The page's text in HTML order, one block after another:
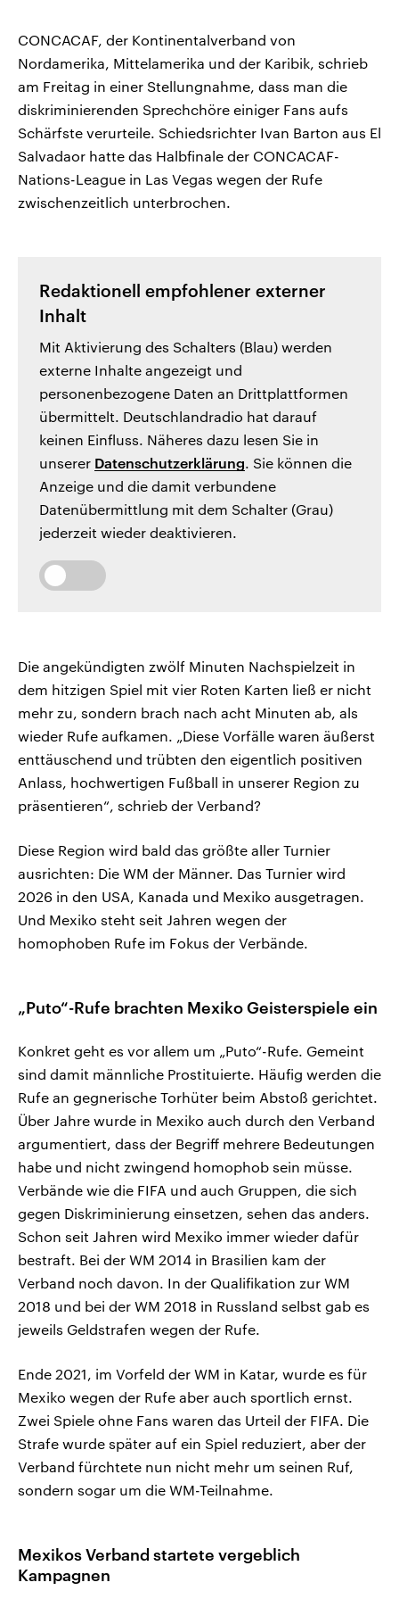
CONCACAF, der Kontinentalverband von
Nordamerika, Mittelamerika und der Karibik, schrieb
am Freitag in einer Stellungnahme, dass man die
diskriminierenden Sprechchöre einiger Fans aufs
Schärfste verurteile. Schiedsrichter Ivan Barton aus El
Salvadaor hatte das Halbfinale der CONCACAF-
Nations-League in Las Vegas wegen der Rufe
zwischenzeitlich unterbrochen.
Redaktionell empfohlener externer
Inhalt
Mit Aktivierung des Schalters (Blau) werden
externe Inhalte angezeigt und
personenbezogene Daten an Drittplattformen
übermittelt. Deutschlandradio hat darauf
keinen Einfluss. Näheres dazu lesen Sie in
unserer Datenschutzerklärung. Sie können die
Anzeige und die damit verbundene
Datenübermittlung mit dem Schalter (Grau)
jederzeit wieder deaktivieren.
Die angekündigten zwölf Minuten Nachspielzeit in
dem hitzigen Spiel mit vier Roten Karten ließ er nicht
mehr zu, sondern brach nach acht Minuten ab, als
wieder Rufe aufkamen. „Diese Vorfälle waren äußerst
enttäuschend und trübten den eigentlich positiven
Anlass, hochwertigen Fußball in unserer Region zu
präsentieren“, schrieb der Verband?
Diese Region wird bald das größte aller Turnier
ausrichten: Die WM der Männer. Das Turnier wird
2026 in den USA, Kanada und Mexiko ausgetragen.
Und Mexiko steht seit Jahren wegen der
homophoben Rufe im Fokus der Verbände.
„Puto“-Rufe brachten Mexiko Geisterspiele ein
Konkret geht es vor allem um „Puto“-Rufe. Gemeint
sind damit männliche Prostituierte. Häufig werden die
Rufe an gegnerische Torhüter beim Abstoß gerichtet.
Über Jahre wurde in Mexiko auch durch den Verband
argumentiert, dass der Begriff mehrere Bedeutungen
habe und nicht zwingend homophob sein müsse.
Verbände wie die FIFA und auch Gruppen, die sich
gegen Diskriminierung einsetzen, sehen das anders.
Schon seit Jahren wird Mexiko immer wieder dafür
bestraft. Bei der WM 2014 in Brasilien kam der
Verband noch davon. In der Qualifikation zur WM
2018 und bei der WM 2018 in Russland selbst gab es
jeweils Geldstrafen wegen der Rufe.
Ende 2021, im Vorfeld der WM in Katar, wurde es für
Mexiko wegen der Rufe aber auch sportlich ernst.
Zwei Spiele ohne Fans waren das Urteil der FIFA. Die
Strafe wurde später auf ein Spiel reduziert, aber der
Verband fürchtete nun nicht mehr um seinen Ruf,
sondern sogar um die WM-Teilnahme.
Mexikos Verband startete vergeblich
Kampagnen